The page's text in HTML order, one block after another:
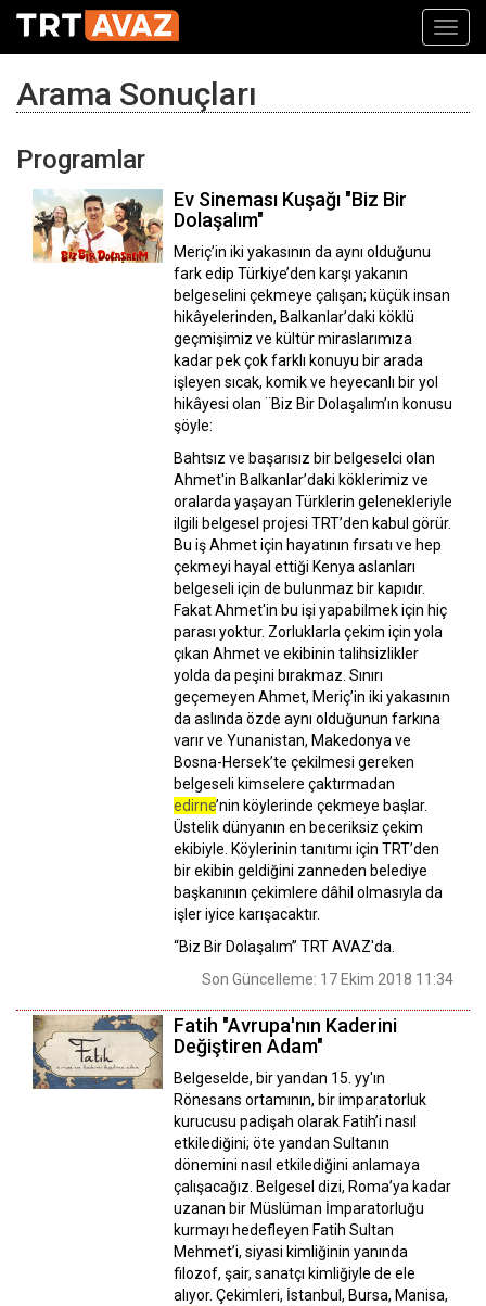
Arama Sonuçları
Programlar
Ev Sineması Kuşağı "Biz Bir
Dolaşalım"
Meriç’in iki yakasının da aynı olduğunu
fark edip Türkiye’den karşı yakanın
belgeselini çekmeye çalışan; küçük insan
hikâyelerinden, Balkanlar’daki köklü
geçmişimiz ve kültür miraslarımıza
kadar pek çok farklı konuyu bir arada
işleyen sıcak, komik ve heyecanlı bir yol
hikâyesi olan ¨Biz Bir Dolaşalım’ın konusu
şöyle:
Bahtsız ve başarısız bir belgeselci olan
Ahmet'in Balkanlar’daki köklerimiz ve
oralarda yaşayan Türklerin gelenekleriyle
ilgili belgesel projesi TRT’den kabul görür.
Bu iş Ahmet için hayatının fırsatı ve hep
çekmeyi hayal ettiği Kenya aslanları
belgeseli için de bulunmaz bir kapıdır.
Fakat Ahmet'in bu işi yapabilmek için hiç
parası yoktur. Zorluklarla çekim için yola
çıkan Ahmet ve ekibinin talihsizlikler
yolda da peşini bırakmaz. Sınırı
geçemeyen Ahmet, Meriç’in iki yakasının
da aslında özde aynı olduğunun farkına
varır ve Yunanistan, Makedonya ve
Bosna-Hersek’te çekilmesi gereken
belgeseli kimselere çaktırmadan
edirne’nin köylerinde çekmeye başlar.
Üstelik dünyanın en beceriksiz çekim
ekibiyle. Köylerinin tanıtımı için TRT’den
bir ekibin geldiğini zanneden belediye
başkanının çekimlere dâhil olmasıyla da
işler iyice karışacaktır.
“Biz Bir Dolaşalım” TRT AVAZ'da.
Son Güncelleme: 17 Ekim 2018 11:34
Fatih "Avrupa'nın Kaderini
Değiştiren Adam"
Belgeselde, bir yandan 15. yy'ın
Rönesans ortamının, bir imparatorluk
kurucusu padişah olarak Fatih’i nasıl
etkilediğini; öte yandan Sultanın
dönemini nasıl etkilediğini anlamaya
çalışacağız. Belgesel dizi, Roma’ya kadar
uzanan bir Müslüman İmparatorluğu
kurmayı hedefleyen Fatih Sultan
Mehmet’i, siyasi kimliğinin yanında
filozof, şair, sanatçı kimliğiyle de ele
alıyor. Çekimleri, İstanbul, Bursa, Manisa,